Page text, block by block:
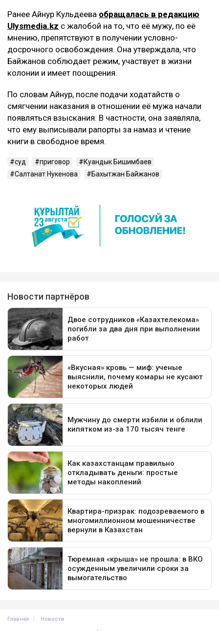
Ранее Айнур Кульдеева обращалась в редакцию
Ulysmedia.kz с жалобой на то, что её мужу, по её
мнению, препятствуют в получении условно-
досрочного освобождения. Она утверждала, что
Байжанов соблюдает режим, участвует в жизни
колонии и имеет поощрения.
По словам Айнур, после подачи ходатайств о
смягчении наказания в отношении её мужа начали
появляться взыскания. В частности, она заявляла,
что ему выписывали рапорты за намаз и чтение
книги в свободное время.
суд приговор
Куандык Бишимбаев
Салтанат Нукенова
Бахытжан Байжанов
Главная Новости